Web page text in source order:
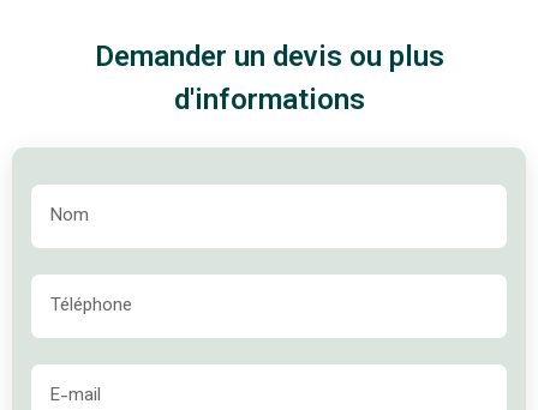
Demander un devis ou plus
d'informations